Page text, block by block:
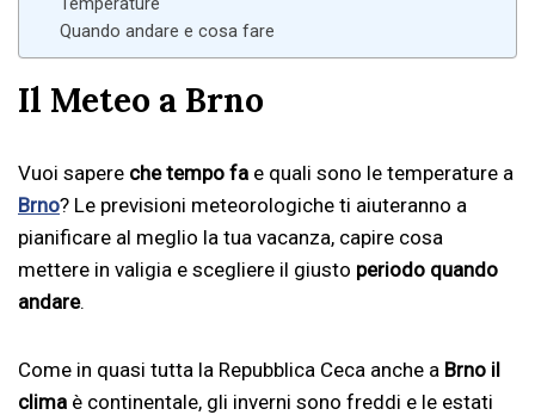
Quando andare e cosa fare
Il Meteo a Brno
Vuoi sapere che tempo fa e quali sono le temperature a
Brno? Le previsioni meteorologiche ti aiuteranno a
pianificare al meglio la tua vacanza, capire cosa
mettere in valigia e scegliere il giusto periodo quando
andare.
Come in quasi tutta la Repubblica Ceca anche a Brno il
clima è continentale, gli inverni sono freddi e le estati